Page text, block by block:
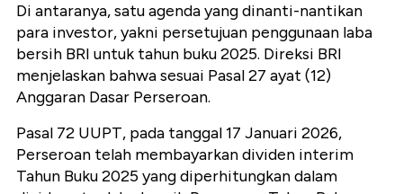
Di antaranya, satu agenda yang dinanti-nantikan
para investor, yakni persetujuan penggunaan laba
bersih BRI untuk tahun buku 2025. Direksi BRI
menjelaskan bahwa sesuai Pasal 27 ayat (12)
Anggaran Dasar Perseroan.
Pasal 72 UUPT, pada tanggal 17 Januari 2026,
Perseroan telah membayarkan dividen interim
Tahun Buku 2025 yang diperhitungkan dalam